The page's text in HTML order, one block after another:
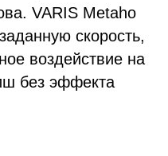
VARIS Metaho
скорость,
воздействие на
без эффекта